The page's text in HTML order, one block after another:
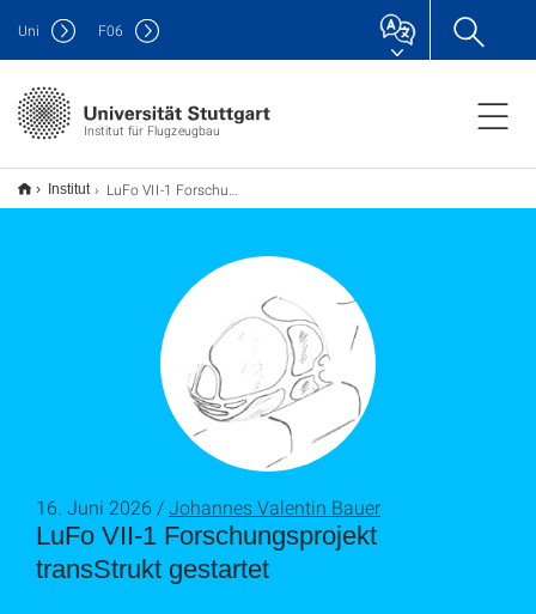
Institut für Flugzeugbau
Uni F06
Institut LuFo VII-1 Forschungsprojekt transStrukt gestartet
LuFo VII-1 Forschungsprojekt
transStrukt gestartet
16. Juni 2026 /Johannes Valentin Bauer